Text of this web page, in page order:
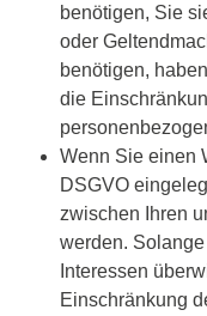
benötigen, Sie
oder
benötigen,
die
Wenn Sie einen
DSGVO
zwischen Ihren
werden.
Interessen
Einschränkung